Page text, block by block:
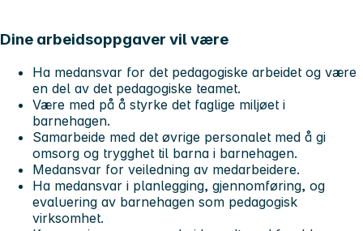
Dine arbeidsoppgaver vil være
Ha medansvar for det pedagogiske arbeidet og være
en del av det pedagogiske teamet.
Være med på å styrke det faglige miljøet i
barnehagen.
Samarbeide med det øvrige personalet med å gi
omsorg og trygghet til barna i barnehagen.
Medansvar for veiledning av medarbeidere.
Ha medansvar i planlegging, gjennomføring, og
evaluering av barnehagen som pedagogisk
virksomhet.